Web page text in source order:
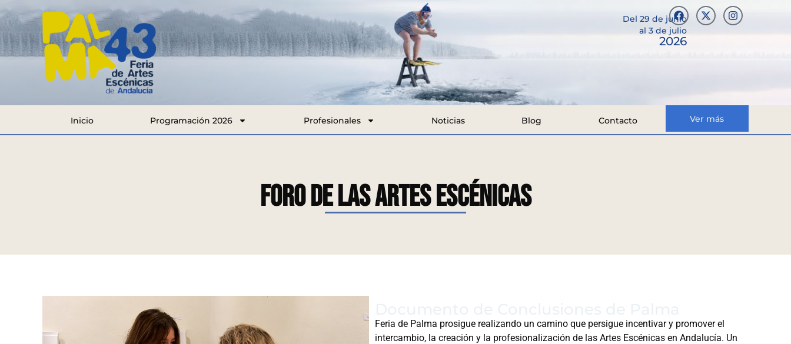
Del 29 de junio
al 3 de julio
2026
Inicio Programación 2026 Profesionales Noticias Blog Contacto Ver más
FORO DE LAS ARTES ESCÉNICAS
Feria de Palma prosigue realizando un camino que persigue incentivar y promover el
intercambio, la creación y la profesionalización de las Artes Escénicas en Andalucía. Un